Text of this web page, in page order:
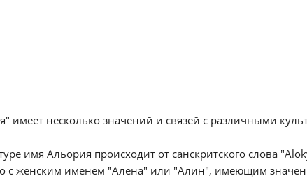
имеет несколько значений и связей с различными
имя Альория происходит от санскритского слова
с женским именем "Алёна" или "Алин", имеющим